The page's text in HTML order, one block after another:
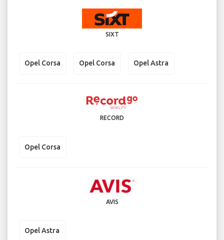
SIXT
Opel Corsa Opel Corsa Opel Astra
RECORD
Opel Corsa
AVIS
Opel Astra